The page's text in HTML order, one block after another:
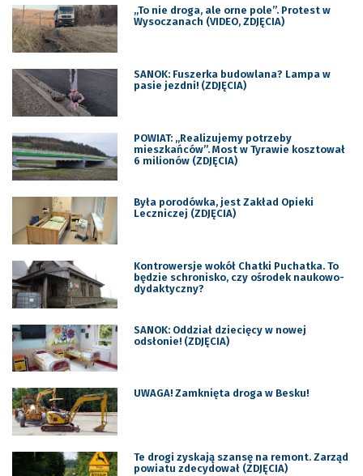
„To nie droga, ale orne pole”. Protest w
Wysoczanach (VIDEO, ZDJĘCIA)
SANOK: Fuszerka budowlana? Lampa w
pasie jezdni! (ZDJĘCIA)
POWIAT: „Realizujemy potrzeby
mieszkańców”. Most w Tyrawie kosztował
6 milionów (ZDJĘCIA)
Była porodówka, jest Zakład Opieki
Leczniczej (ZDJĘCIA)
Kontrowersje wokół Chatki Puchatka. To
będzie schronisko, czy ośrodek naukowo-
dydaktyczny?
SANOK: Oddział dziecięcy w nowej
odsłonie! (ZDJĘCIA)
UWAGA! Zamknięta droga w Besku!
Te drogi zyskają szansę na remont. Zarząd
powiatu zdecydował (ZDJĘCIA)